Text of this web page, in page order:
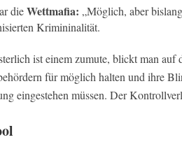
dieWettmafia: „Möglich, aber
Krimininalität.
ist einem zumute, blickt man auf
für möglich halten und ihre
eingestehen müssen. Der